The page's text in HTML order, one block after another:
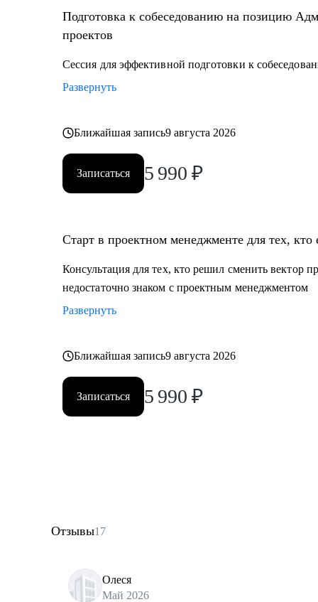
Подготовка к собеседованию на позицию
проектов
Сессия для эффективной подготовки к
Развернуть
Ближайшая запись9 августа 2026
Записаться 5 990 ₽
Старт в проектном менеджменте для тех,
Консультация для тех, кто решил сменить вектор
недостаточно знаком с проектным менеджментом
Развернуть
Ближайшая запись9 августа 2026
Записаться 5 990 ₽
Отзывы17
Олеся
Май 2026